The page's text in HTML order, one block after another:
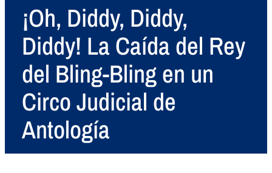
¡Oh, Diddy, Diddy,
Diddy! La Caída del Rey
del Bling-Bling en un
Circo Judicial de
Antología